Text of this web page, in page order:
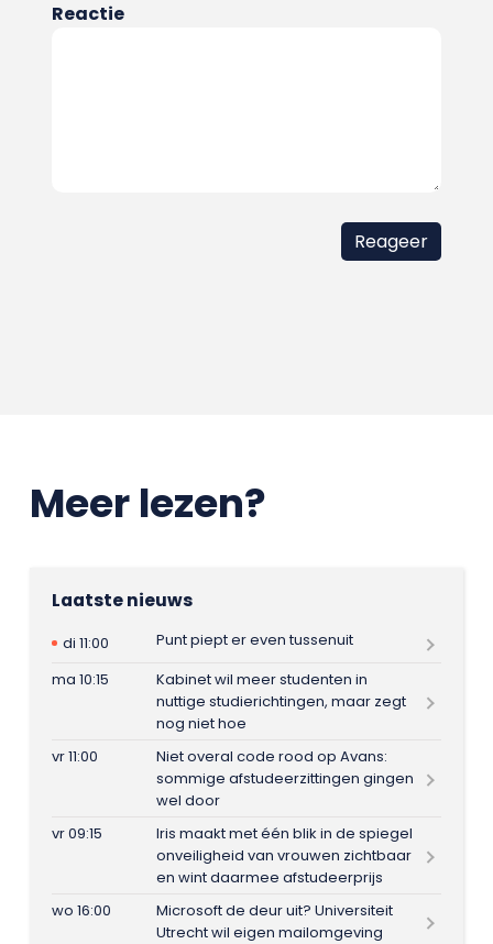
Reactie
Meer lezen?
Laatste nieuws
di 11:00
Punt piept er even tussenuit
ma 10:15
Kabinet wil meer studenten in
nuttige studierichtingen, maar zegt
nog niet hoe
vr 11:00
Niet overal code rood op Avans:
sommige afstudeerzittingen gingen
wel door
vr 09:15
Iris maakt met één blik in de spiegel
onveiligheid van vrouwen zichtbaar
en wint daarmee afstudeerprijs
wo 16:00
Microsoft de deur uit? Universiteit
Utrecht wil eigen mailomgeving